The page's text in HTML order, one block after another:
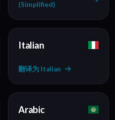
(Simplified)
Italian
翻译为 Italian
Arabic